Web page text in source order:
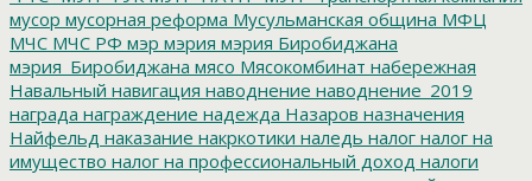
мусор мусорная реформа Мусульманская община МФЦ
МЧС МЧС РФ мэр мэрия мэрия Биробиджана
мэрия_Биробиджана мясо Мясокомбинат набережная
Навальный навигация наводнение наводнение_2019
награда награждение надежда Назаров назначения
Найфельд наказание накркотики наледь налог налог на
имущество налог на профессиональный доход налоги